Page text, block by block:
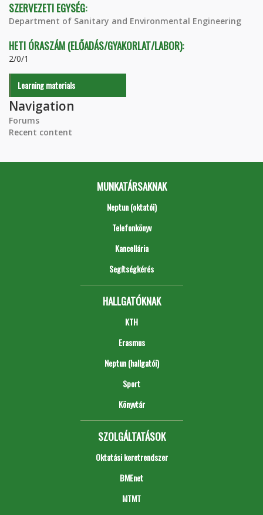
SZERVEZETI EGYSÉG:
Department of Sanitary and Environmental Engineering
HETI ÓRASZÁM (ELŐADÁS/GYAKORLAT/LABOR):
2/0/1
Learning materials
Navigation
Forums
Recent content
MUNKATÁRSAKNAK
Neptun (oktatói)
Telefonkönyv
Kancellária
Segítségkérés
HALLGATÓKNAK
KTH
Erasmus
Neptun (hallgatói)
Sport
Könyvtár
SZOLGÁLTATÁSOK
Oktatási keretrendszer
BMEnet
MTMT